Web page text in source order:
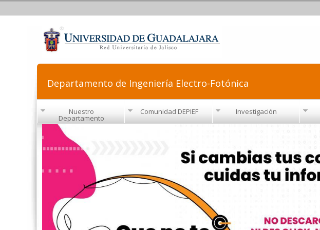
Departamento de Ingeniería Electro-Fotónica
Nuestro
Departamento
Comunidad DEPIEF Investigación